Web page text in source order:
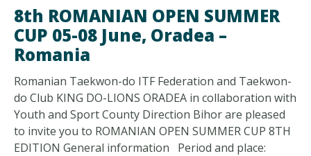
8th ROMANIAN OPEN SUMMER
CUP 05-08 June, Oradea –
Romania
Romanian Taekwon-do ITF Federation and Taekwon-
do Club KING DO-LIONS ORADEA in collaboration with
Youth and Sport County Direction Bihor are pleased
to invite you to ROMANIAN OPEN SUMMER CUP 8TH
EDITION General information Period and place: